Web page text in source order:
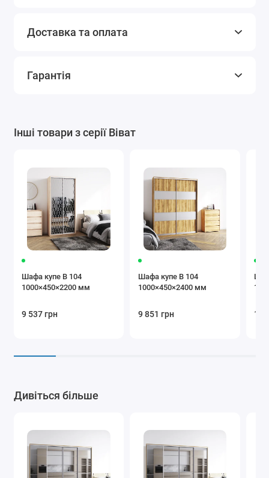
Графіт
Світло
коричневий
Бежевий Коричневий Крем
комплектація
Доставка та оплата
Гарантія
Інші товари з серії Віват
Шафа купе В 104
1000×450×2200 мм
9 537 грн
Шафа купе В 104
1000×450×2400 мм
9 851 грн 10
Дивіться більше